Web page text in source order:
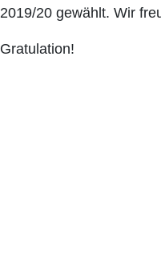
2019/20 gewählt. Wir
Gratulation!